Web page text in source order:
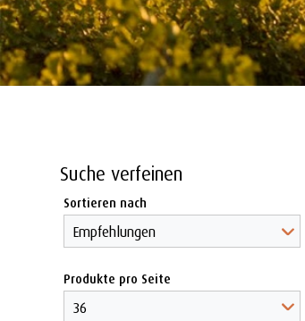
Suche verfeinen
Sortieren nach
Produkte pro Seite